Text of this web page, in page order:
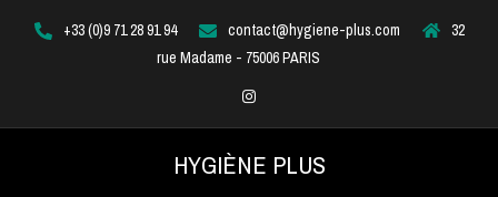
+33 (0)9 71 28 91 94 contact@hygiene-plus.com
32
rue Madame - 75006 PARIS
Instagram
HYGIÈNE PLUS